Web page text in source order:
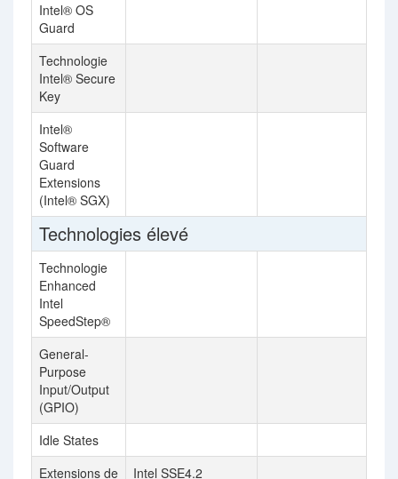
Intel® OS
Guard
Technologie
Intel® Secure
Key
Intel®
Software
Guard
Extensions
(Intel® SGX)
Technologies élevé
Technologie
Enhanced
Intel
SpeedStep®
General-
Purpose
Input/Output
(GPIO)
Idle States
Extensions de
Intel SSE4.2